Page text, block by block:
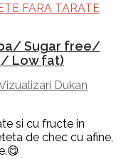
FARA TARATE
Sugar free/
Low fat)
Dukan
si cu fructe in
de chec cu afine,